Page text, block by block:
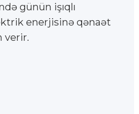
günün işıqlı
enerjisinə qənaət
verir.